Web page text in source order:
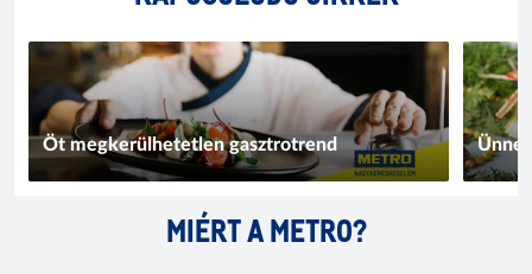
Öt megkerülhetetlen gasztrotrend
MIÉRT A METRO?